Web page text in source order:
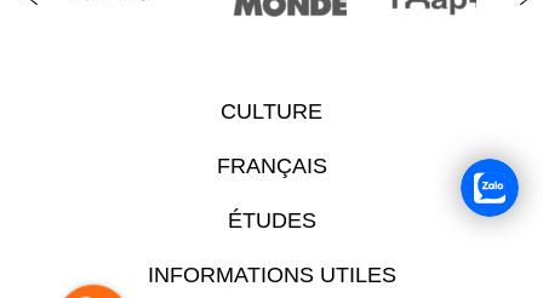
CULTURE
FRANÇAIS
ÉTUDES
INFORMATIONS UTILES